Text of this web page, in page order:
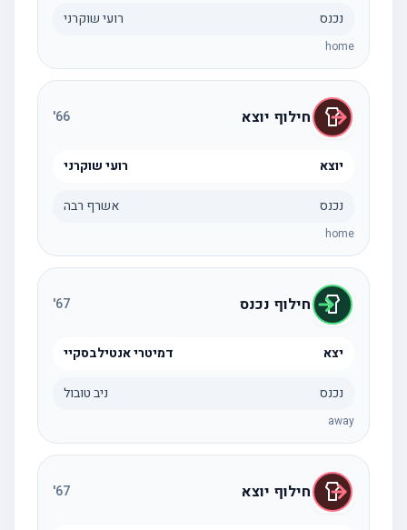
נכנס רועי שוקרני
home
חילוף יוצא 66
'
יוצא רועי שוקרני
נכנס אשרף רבה
home
חילוף נכנס 67
'
יצא דמיטרי אנטילבסקיי
נכנס ניב טובול
away
חילוף יוצא 67
'